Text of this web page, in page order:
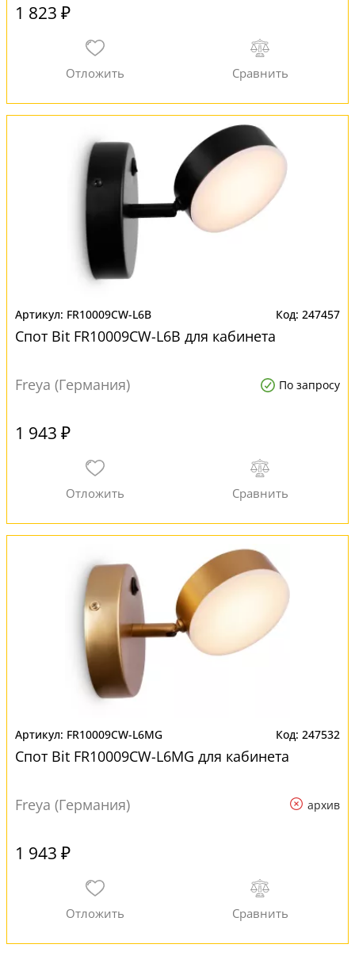
1 823 ₽
FR10009CW-L6B 247457
Спот Bit FR10009CW-L6B для кабинета
Freya (Германия) По запросу
1 943 ₽
FR10009CW-L6MG 247532
Спот Bit FR10009CW-L6MG для кабинета
Freya (Германия) архив
1 943 ₽